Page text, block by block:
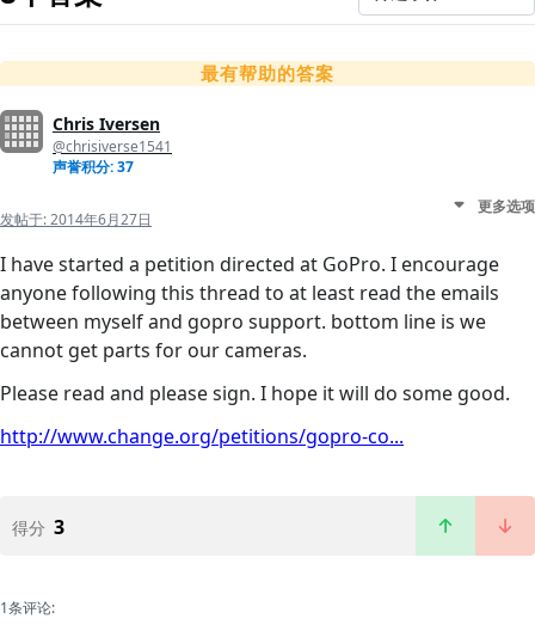
最有帮助的答案
Chris Iversen
@chrisiverse1541
声誉积分: 37
发帖于:2014年6月27日
更多选项
I have started a petition directed at GoPro. I encourage
anyone following this thread to at least read the emails
between myself and gopro support. bottom line is we
cannot get parts for our cameras.
Please read and please sign. I hope it will do some good.
http://www.change.org/petitions/gopro-co...
得分 3
1条评论: